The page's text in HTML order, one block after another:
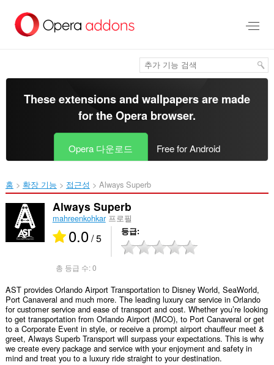
건
These extensions and wallpapers are made
for theOpera browser.
Opera 다운로드 Free for Android
홈 확장 기능 접근성 Always Superb‎
Always Superb
mahreenkohkar프로필
0.0/ 5 등급
총 등급 수:0
AST provides Orlando Airport Transportation to Disney World, SeaWorld,
Port Canaveral and much more. The leading luxury car service in Orlando
for customer service and ease of transport and cost. Whether you’re looking
to get transportation from Orlando Airport (MCO), to Port Canaveral or get
to a Corporate Event in style, or receive a prompt airport chauffeur meet &
greet, Always Superb Transport will surpass your expectations. This is why
we create every package and service with your enjoyment and safety in
mind and treat you to a luxury ride straight to your destination.